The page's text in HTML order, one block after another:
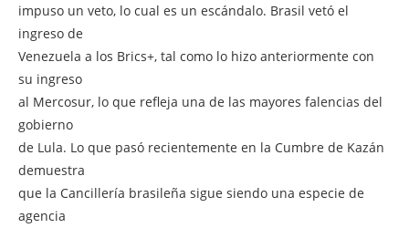
impuso un veto, lo cual es un escándalo. Brasil vetó el
ingreso de
Venezuela a los Brics+, tal como lo hizo anteriormente con
su ingreso
al Mercosur, lo que refleja una de las mayores falencias del
gobierno
de Lula. Lo que pasó recientemente en la Cumbre de Kazán
demuestra
que la Cancillería brasileña sigue siendo una especie de
agencia